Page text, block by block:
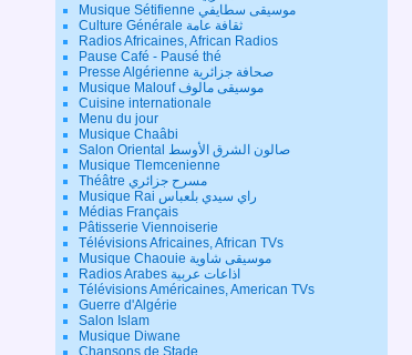
Musique Sétifienne موسيقى سطايفي
Culture Générale ثقافة عامة
Radios Africaines, African Radios
Pause Café - Pausé thé
Presse Algérienne صحافة جزائرية
Musique Malouf موسيقى مالوف
Cuisine internationale
Menu du jour
Musique Chaâbi
Salon Oriental صالون الشرق الأوسط
Musique Tlemcenienne
Théâtre مسرح جزائري
Musique Rai راي سيدي بلعباس
Médias Français
Pâtisserie Viennoiserie
Télévisions Africaines, African TVs
Musique Chaouie موسيقى شاوية
Radios Arabes اذاعات عربية
Télévisions Américaines, American TVs
Guerre d'Algérie
Salon Islam
Musique Diwane
Chansons de Stade